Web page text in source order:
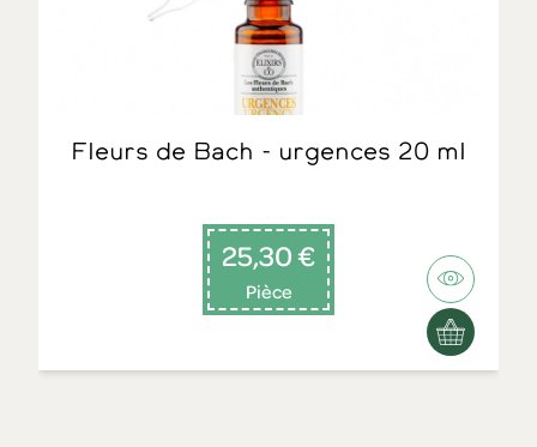
Fleurs de Bach - urgences 20 ml
25,30 €
Pièce